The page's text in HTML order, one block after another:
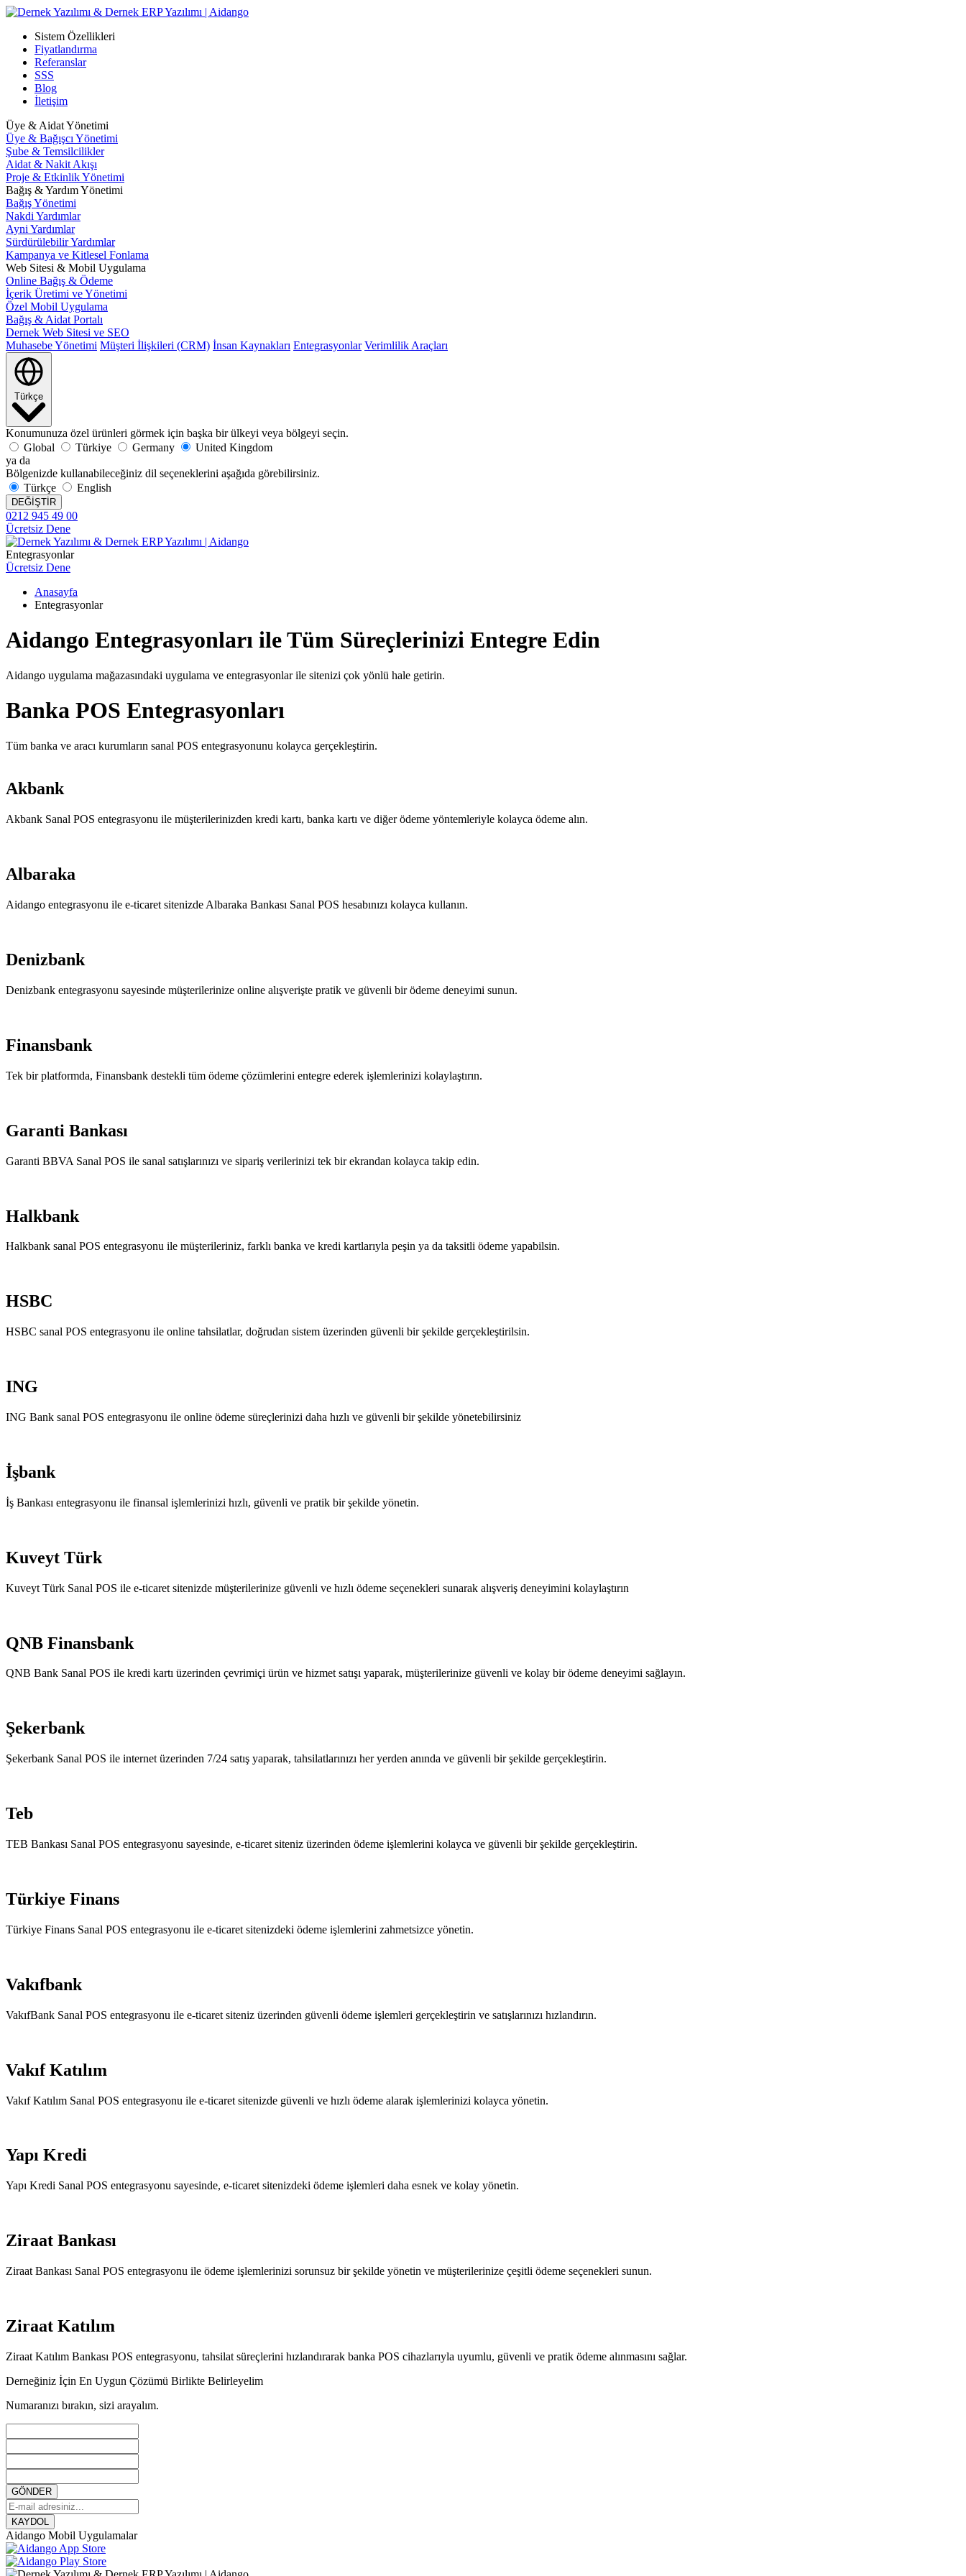
Sistem Özellikleri
Fiyatlandırma
Referanslar
SSS
Blog
İletişim
Üye & Aidat Yönetimi
Üye & Bağışcı Yönetimi
Şube & Temsilcilikler
Aidat & Nakit Akışı
Proje & Etkinlik Yönetimi
Bağış & Yardım Yönetimi
Bağış Yönetimi
Nakdi Yardımlar
Ayni Yardımlar
Sürdürülebilir Yardımlar
Kampanya ve Kitlesel Fonlama
Web Sitesi & Mobil Uygulama
Online Bağış & Ödeme
İçerik Üretimi ve Yönetimi
Özel Mobil Uygulama
Bağış & Aidat Portalı
Dernek Web Sitesi ve SEO
Muhasebe Yönetimi Müşteri İlişkileri (CRM) İnsan Kaynakları Entegrasyonlar Verimlilik Araçları
Türkçe
Konumunuza özel ürünleri görmek için başka bir ülkeyi veya bölgeyi seçin.
Global
Türkiye Germany
United Kingdom
ya da
Bölgenizde kullanabileceğiniz dil seçeneklerini aşağıda görebilirsiniz.
Türkçe
English
DEĞİŞTİR
0212 945 49 00
Ücretsiz Dene
Entegrasyonlar
Ücretsiz Dene
Anasayfa
Entegrasyonlar
Aidango Entegrasyonları ile Tüm Süreçlerinizi Entegre Edin
Aidango uygulama mağazasındaki uygulama ve entegrasyonlar ile sitenizi çok yönlü hale getirin.
Banka POS Entegrasyonları
Tüm banka ve aracı kurumların sanal POS entegrasyonunu kolayca gerçekleştirin.
Akbank
Akbank Sanal POS entegrasyonu ile müşterilerinizden kredi kartı, banka kartı ve diğer ödeme yöntemleriyle kolayca ödeme alın.
Albaraka
Aidango entegrasyonu ile e-ticaret sitenizde Albaraka Bankası Sanal POS hesabınızı kolayca kullanın.
Denizbank
Denizbank entegrasyonu sayesinde müşterilerinize online alışverişte pratik ve güvenli bir ödeme deneyimi sunun.
Finansbank
Tek bir platformda, Finansbank destekli tüm ödeme çözümlerini entegre ederek işlemlerinizi kolaylaştırın.
Garanti Bankası
Garanti BBVA Sanal POS ile sanal satışlarınızı ve sipariş verilerinizi tek bir ekrandan kolayca takip edin.
Halkbank
Halkbank sanal POS entegrasyonu ile müşterileriniz, farklı banka ve kredi kartlarıyla peşin ya da taksitli ödeme yapabilsin.
HSBC
HSBC sanal POS entegrasyonu ile online tahsilatlar, doğrudan sistem üzerinden güvenli bir şekilde gerçekleştirilsin.
ING
ING Bank sanal POS entegrasyonu ile online ödeme süreçlerinizi daha hızlı ve güvenli bir şekilde yönetebilirsiniz
İşbank
İş Bankası entegrasyonu ile finansal işlemlerinizi hızlı, güvenli ve pratik bir şekilde yönetin.
Kuveyt Türk
Kuveyt Türk Sanal POS ile e-ticaret sitenizde müşterilerinize güvenli ve hızlı ödeme seçenekleri sunarak alışveriş deneyimini kolaylaştırın
QNB Finansbank
QNB Bank Sanal POS ile kredi kartı üzerinden çevrimiçi ürün ve hizmet satışı yaparak, müşterilerinize güvenli ve kolay bir ödeme deneyimi sağlayın.
Şekerbank
Şekerbank Sanal POS ile internet üzerinden 7/24 satış yaparak, tahsilatlarınızı her yerden anında ve güvenli bir şekilde gerçekleştirin.
Teb
TEB Bankası Sanal POS entegrasyonu sayesinde, e-ticaret siteniz üzerinden ödeme işlemlerini kolayca ve güvenli bir şekilde gerçekleştirin.
Türkiye Finans
Türkiye Finans Sanal POS entegrasyonu ile e-ticaret sitenizdeki ödeme işlemlerini zahmetsizce yönetin.
Vakıfbank
VakıfBank Sanal POS entegrasyonu ile e-ticaret siteniz üzerinden güvenli ödeme işlemleri gerçekleştirin ve satışlarınızı hızlandırın.
Vakıf Katılım
Vakıf Katılım Sanal POS entegrasyonu ile e-ticaret sitenizde güvenli ve hızlı ödeme alarak işlemlerinizi kolayca yönetin.
Yapı Kredi
Yapı Kredi Sanal POS entegrasyonu sayesinde, e-ticaret sitenizdeki ödeme işlemleri daha esnek ve kolay yönetin.
Ziraat Bankası
Ziraat Bankası Sanal POS entegrasyonu ile ödeme işlemlerinizi sorunsuz bir şekilde yönetin ve müşterilerinize çeşitli ödeme seçenekleri sunun.
Ziraat Katılım
Ziraat Katılım Bankası POS entegrasyonu, tahsilat süreçlerini hızlandırarak banka POS cihazlarıyla uyumlu, güvenli ve pratik ödeme alınmasını sağlar.
Derneğiniz İçin En Uygun Çözümü Birlikte Belirleyelim
Numaranızı bırakın, sizi arayalım.
GÖNDER
KAYDOL
Aidango Mobil Uygulamalar